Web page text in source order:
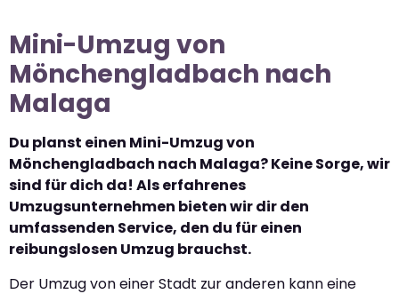
Mini-Umzug von
Mönchengladbach nach
Malaga
Du planst einen Mini-Umzug von
Mönchengladbach nach Malaga? Keine Sorge, wir
sind für dich da! Als erfahrenes
Umzugsunternehmen bieten wir dir den
umfassenden Service, den du für einen
reibungslosen Umzug brauchst.
Der Umzug von einer Stadt zur anderen kann eine